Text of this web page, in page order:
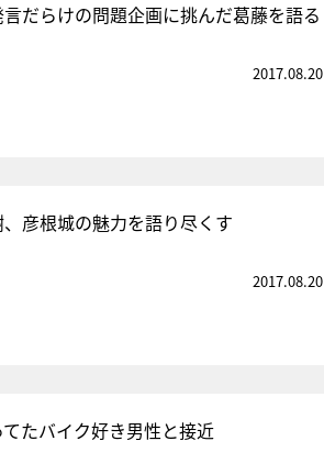
だらけの問題企画に挑んだ葛藤を語る
2017.08.20
彦根城の魅力を語り尽くす
2017.08.20
たバイク好き男性と接近